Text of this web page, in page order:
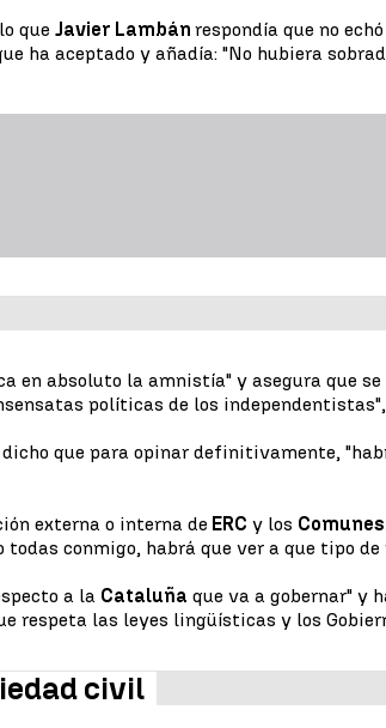
que Javier Lambán respondía que no
ha aceptado y añadía: "No hubiera
en absoluto la amnistía" y asegura que
políticas de los
que para opinar definitivamente,
externa o interna de ERC y los
conmigo, habrá que ver a que tipo
a la Cataluña que va a gobernar" y
respeta las leyes lingüísticas y los
civil